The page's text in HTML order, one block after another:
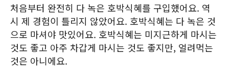
처음부터 완전히 다 녹은 호박식혜를 구입했어요. 역
시 제 경험이 틀리지 않았어요. 호박식혜는 다 녹은 것
으로 마셔야 맛있어요. 호박식혜는 미지근하게 마시는
것도 좋고 아주 차갑게 마시는 것도 좋지만, 얼려먹는
것은 아니에요.